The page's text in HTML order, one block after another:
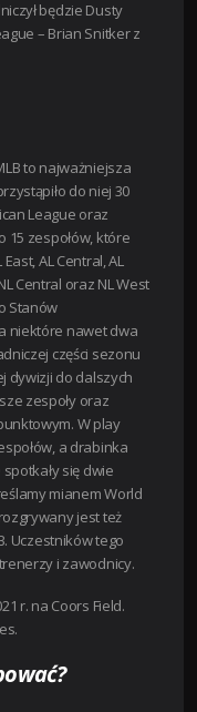
będzie Dusty
– Brian Snitker z
to najważniejsza
do niej 30
League oraz
15 zespołów, które
AL Central, AL
Central oraz NL West
Stanów
niektóre nawet dwa
części sezonu
dywizji do dalszych
zespoły oraz
W play
a drabinka
się dwie
mianem World
jest też
Uczestników tego
i zawodnicy.
r. na Coors Field.